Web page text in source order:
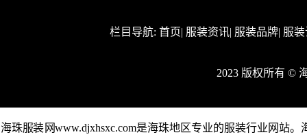
栏目导航: 首页| 服装资讯| 服装品牌| 服
2023 版权所有 ©
海珠服装网www.djxhsxc.com是海珠地区专业的服装行业网站